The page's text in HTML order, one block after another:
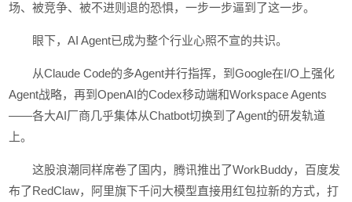
场、被竞争、被不进则退的恐惧，一步一步逼到了这一步。
眼下，AI Agent已成为整个行业心照不宣的共识。
从Claude Code的多Agent并行指挥，到Google在I/O上强化
Agent战略，再到OpenAI的Codex移动端和Workspace Agents
——各大AI厂商几乎集体从Chatbot切换到了Agent的研发轨道
上。
这股浪潮同样席卷了国内，腾讯推出了WorkBuddy，百度发
布了RedClaw，阿里旗下千问大模型直接用红包拉新的方式，打